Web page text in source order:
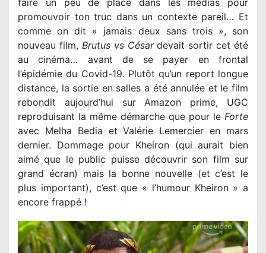
faire un peu de place dans les médias pour
promouvoir ton truc dans un contexte pareil… Et
comme on dit « jamais deux sans trois », son
nouveau film, Brutus vsCésardevait sortir cet été
au cinéma… avant de se payer en frontal
l’épidémie du Covid-19. Plutôt qu’un report longue
distance, la sortie en salles a été annulée et le film
rebondit aujourd’hui sur Amazon prime, UGC
reproduisant la même démarche que pour le Forte
avec Melha Bedia et Valérie Lemercier en mars
dernier. Dommage pour Kheiron (qui aurait bien
aimé que le public puisse découvrir son film sur
grand écran) mais la bonne nouvelle (et c’est le
plus important), c’est que « l’humour Kheiron » a
encore frappé !